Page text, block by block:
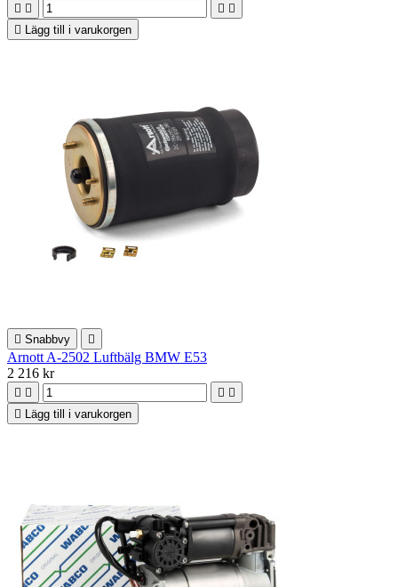
   

Lägg till i varukorgen
 Snabbvy 
Arnott A-2502 Luftbälg BMW E53
2 216 kr
   

Lägg till i varukorgen